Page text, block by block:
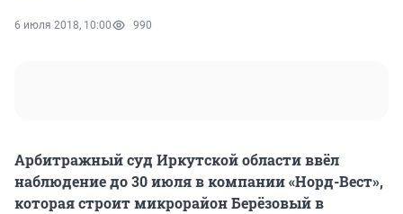
6 июля 2018, 10:00 990
Арбитражный суд Иркутской области ввёл
наблюдение до 30 июля в компании «Норд-Вест»,
которая строит микрорайон Берёзовый в